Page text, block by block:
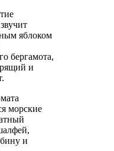
яблоком
бергамота,
и
морские
и